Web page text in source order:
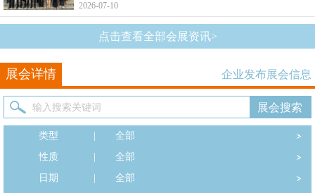
2026-07-10
点击查看全部会展资讯>
展会详情 企业发布展会信息
类型
全部
性质
全部
日期
全部